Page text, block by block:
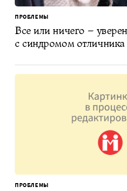
ПРОБЛЕМЫ
Все или ничего –
с синдромом отличника
ПРОБЛЕМЫ